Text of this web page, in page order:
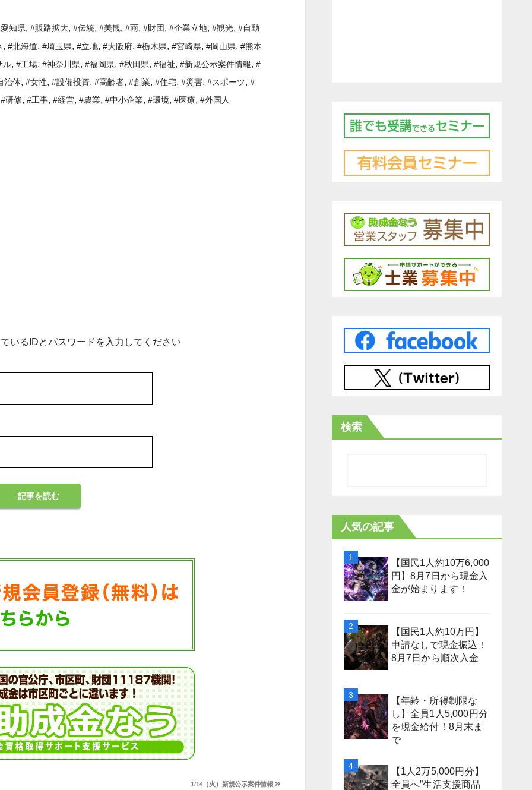
知県, #販路拡大, #伝統, #美観, #雨, #財団, #企業立地, #観光, #自動
, #北海道, #埼玉県, #立地, #大阪府, #栃木県, #宮崎県, #岡山県, #熊本
ル, #工場, #神奈川県, #福岡県, #秋田県, #福祉, #新規公示案件情報, #
治体, #女性, #設備投資, #高齢者, #創業, #住宅, #災害, #スポーツ, #
#研修, #工事, #経営, #農業, #中小企業, #環境, #医療, #外国人
いるIDとパスワードを入力してください
1/14（火）新規公示案件情報
検索
人気の記事
【国民1人約10万6,000
円】8月7日から現金入
金が始まります！
【国民1人約10万円】
申請なしで現金振込！
8月7日から順次入金
【年齢・所得制限な
し】全員1人5,000円分
を現金給付！8月末ま
で
【1人2万5,000円分】
全員へ”生活支援商品